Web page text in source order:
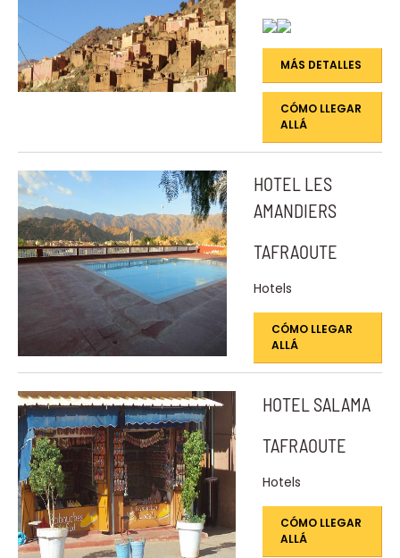
MÁS DETALLES
CÓMO LLEGAR
ALLÁ
HOTEL LES
AMANDIERS
TAFRAOUTE
Hotels
CÓMO LLEGAR
ALLÁ
HOTEL SALAMA
TAFRAOUTE
Hotels
CÓMO LLEGAR
ALLÁ